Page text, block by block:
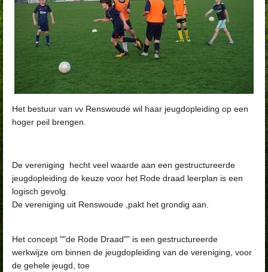
Het bestuur van vv Renswoude wil haar jeugdopleiding op een
hoger peil brengen.
De vereniging hecht veel waarde aan een gestructureerde
jeugdopleiding de keuze voor het Rode draad leerplan is een
logisch gevolg.
De vereniging uit Renswoude ,pakt het grondig aan.
Het concept ""de Rode Draad"" is een gestructureerde
werkwijze om binnen de jeugdopleiding van de vereniging, voor
de gehele jeugd, toe